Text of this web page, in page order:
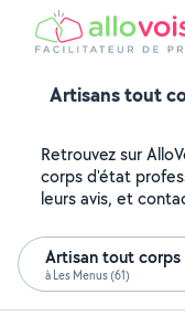
Artisans tout
Retrouvez sur
corps d'état
leurs avis, et
Artisan tout
à Les Menus (61)